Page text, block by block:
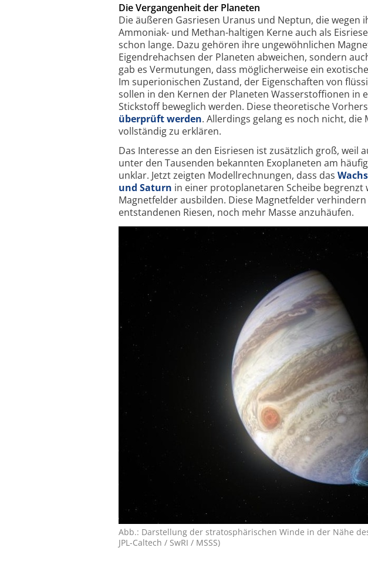
Die Vergangenheit der Planeten
Die äußeren Gasriesen Uranus und Neptun, die
Ammoniak- und Methan-haltigen Kerne auch als
schon lange. Dazu gehören ihre ungewöhnlichen
Eigendrehachsen der Planeten abweichen, sondern
gab es Vermutungen, dass möglicherweise ein
Im super­ionischen Zustand, der Eigenschaften von
sollen in den Kernen der Planeten Wasserstoffionen
Stickstoff beweglich werden. Diese theoretische
überprüft werden. Allerdings gelang es noch nicht,
vollständig zu erklären.
Das Interesse an den Eisriesen ist zusätzlich groß, weil
unter den Tausenden bekannten Exoplaneten am
unklar. Jetzt zeigten Modellrechnungen, dass das
und Saturn in einer protoplanetaren Scheibe begrenzt
Magnetfelder ausbilden. Diese Magnetfelder
entstandenen Riesen, noch mehr Masse anzuhäufen.
Abb.: Darstellung der strato­sphärischen Winde in der Nähe
JPL-Caltech / SwRI / MSSS)